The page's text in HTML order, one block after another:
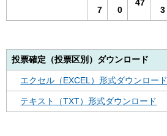
7
0
47
3
投票確定（投票区別）ダウンロード
エクセル（EXCEL）形式ダウンロード
テキスト（TXT）形式ダウンロード